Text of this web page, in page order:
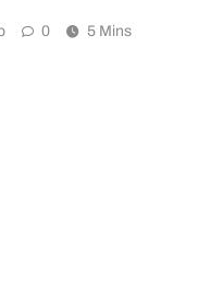
0 5 Mins